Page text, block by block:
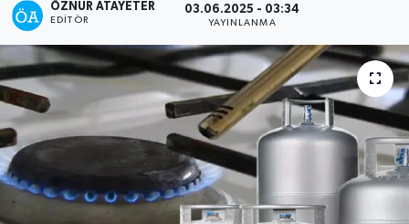
ÖZNUR ATAYETER
EDITÖR
03.06.2025 - 03:34
YAYINLANMA